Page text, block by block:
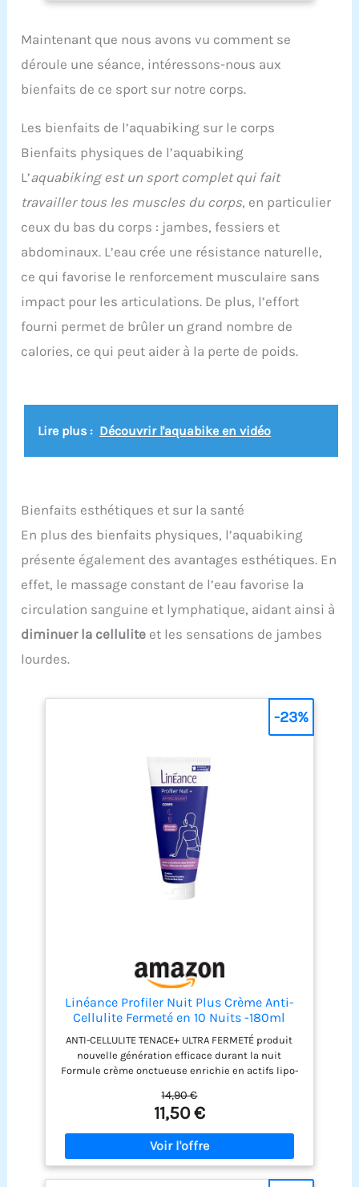
visuellement serré. Design minimaliste et
moderne: encolure ronde en U, bretelles et dos en
U profond pour une occlusion modérée. Look
décontracté, élégant et moderne. Instructions
essorer ou pétrir le maillot de bain. Il ne peut pas
être blanchi, repassé ou nettoyé à sec pour éviter
toute déformation.
Maintenant que nous avons vu comment se
déroule une séance, intéressons-nous aux
bienfaits de ce sport sur notre corps.
Les bienfaits de l’aquabiking sur le corps
Bienfaits physiques de l’aquabiking
L’aquabiking est un sport complet qui fait
travailler tous les muscles du corps, en particulier
ceux du bas du corps : jambes, fessiers et
abdominaux. L’eau crée une résistance naturelle,
ce qui favorise le renforcement musculaire sans
impact pour les articulations. De plus, l’effort
fourni permet de brûler un grand nombre de
calories, ce qui peut aider à la perte de poids.
Lire plus : Découvrir l'aquabike en vidéo
Bienfaits esthétiques et sur la santé
En plus des bienfaits physiques, l’aquabiking
présente également des avantages esthétiques. En
effet, le massage constant de l’eau favorise la
circulation sanguine et lymphatique, aidant ainsi à
diminuer la cellulite et les sensations de jambes
lourdes.
Linéance Profiler Nuit Plus Crème Anti-
Cellulite Fermeté en 10 Nuits -180ml
ANTI-CELLULITE TENACE+ ULTRA FERMETÉ produit
nouvelle génération efficace durant la nuit
Formule crème onctueuse enrichie en actifs lipo-
dormant, nuit après nuit Enrichie en caféine +
huile de baies roses + extrait de cassis + huile de
coco + concentré coraline Peau plus ferme dès la
1ère nuit. Effet anti-cellulite en 10 nuits pour plus
de 90% des femmes Efficacité cliniquement
prouvée par mesure centimétrique et
14,90 €
11,50 €
-23%